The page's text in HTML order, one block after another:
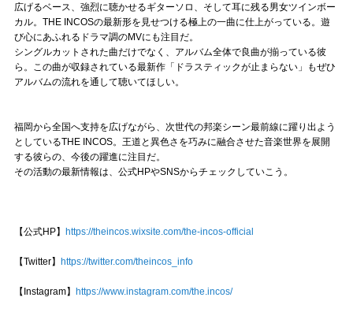
広げるベース、強烈に聴かせるギターソロ、そして耳に残る男女ツインボー
カル。THE INCOSの最新形を見せつける極上の一曲に仕上がっている。遊
び心にあふれるドラマ調のMVにも注目だ。
シングルカットされた曲だけでなく、アルバム全体で良曲が揃っている彼
ら。この曲が収録されている最新作「ドラスティックが止まらない」もぜひ
アルバムの流れを通して聴いてほしい。
福岡から全国へ支持を広げながら、次世代の邦楽シーン最前線に躍り出よう
としているTHE INCOS。王道と異色さを巧みに融合させた音楽世界を展開
する彼らの、今後の躍進に注目だ。
その活動の最新情報は、公式HPやSNSからチェックしていこう。
【公式HP】 https://theincos.wixsite.com/the-incos-official
【Twitter】 https://twitter.com/theincos_info
【Instagram】 https://www.instagram.com/the.incos/